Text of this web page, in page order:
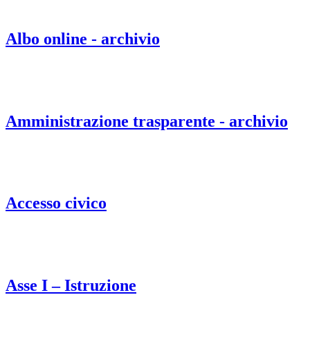
Albo online - archivio
Amministrazione trasparente - archivio
Accesso civico
Asse I – Istruzione